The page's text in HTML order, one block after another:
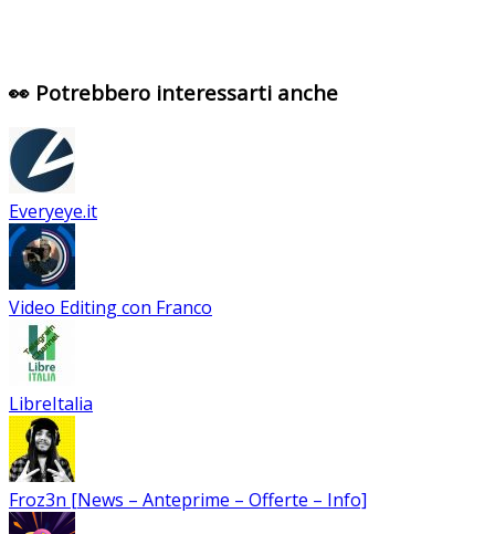
👀 Potrebbero interessarti anche
Everyeye.it
Video Editing con Franco
LibreItalia
Froz3n [News – Anteprime – Offerte – Info]